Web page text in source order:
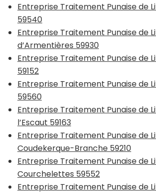
Entreprise Traitement Punaise de
59540
Entreprise Traitement Punaise de
d’Armentières 59930
Entreprise Traitement Punaise de
59152
Entreprise Traitement Punaise de
59560
Entreprise Traitement Punaise de
l’Escaut 59163
Entreprise Traitement Punaise de
Coudekerque-Branche 59210
Entreprise Traitement Punaise de
Courchelettes 59552
Entreprise Traitement Punaise de